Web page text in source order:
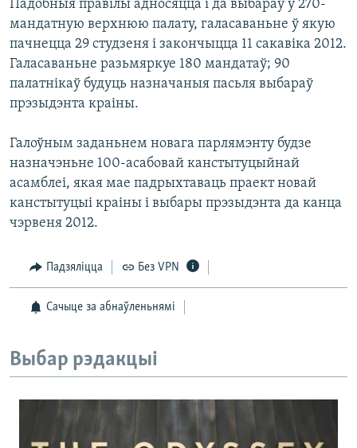
Падобныя правілы адносяцца і да выбараў у 270-
мандатную верхнюю палату, галасаваньне ў якую
пачнецца 29 студзеня і закончыцца 11 сакавіка 2012.
Галасаваньне разьмяркуе 180 мандатаў; 90
палатнікаў будуць назначаныя пасьля выбараў
прэзыдэнта краіны.
Галоўным заданьнем новага парлямэнту будзе
назначэньне 100-асабовай канстытуцыйнай
асамблеі, якая мае падрыхтаваць праект новай
канстытуцыі краіны і выбары прэзыдэнта да канца
чэрвеня 2012.
Падзяліцца Без VPN
Сачыце за абнаўленьнямі
Выбар рэдакцыі